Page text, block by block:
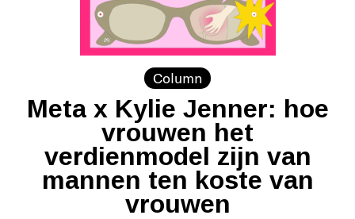
Column
Meta x Kylie Jenner: hoe
vrouwen het
verdienmodel zijn van
mannen ten koste van
vrouwen